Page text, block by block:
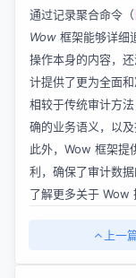
通过记录聚合命令（
Wow 框架能够详细
操作本身的内容，
计提供了更为全面和
相较于传统审计方法
确的业务语义，以及
此外，Wow 框架提
利，确保了审计数据
了解更多关于 Wow
上一